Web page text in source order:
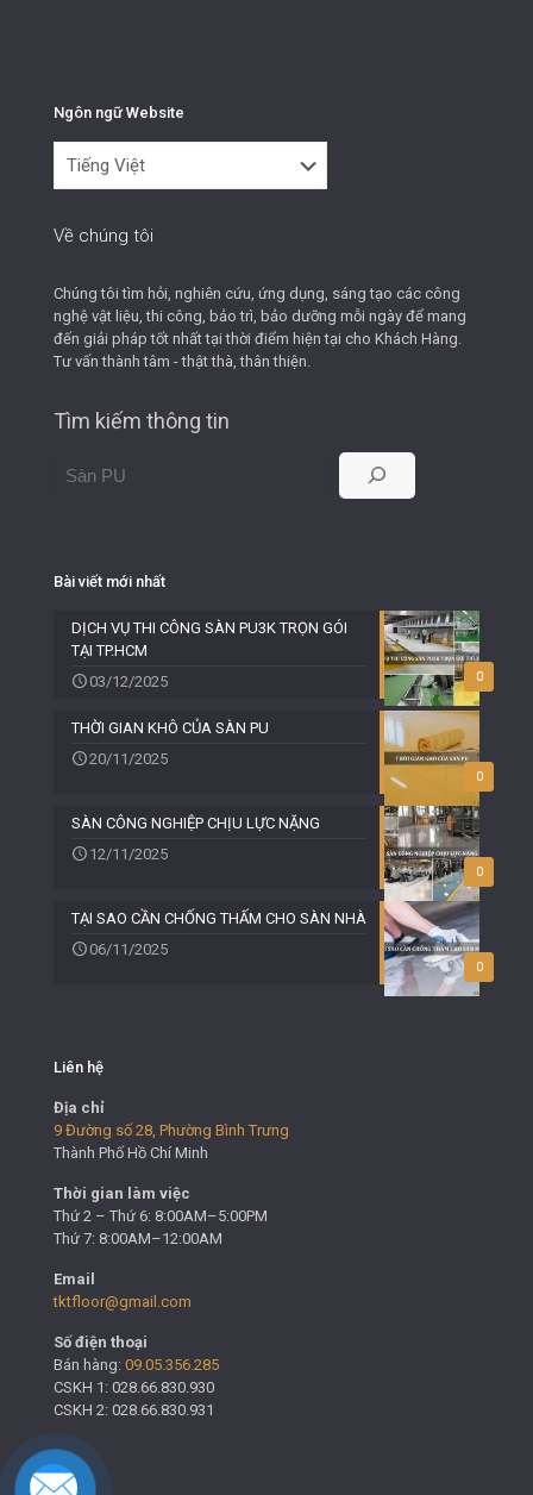
Ngôn ngữ Website
ngữ
Về chúng tôi
Chúng tôi tìm hỏi, nghiên cứu, ứng dụng, sáng tạo các công
nghệ vật liệu, thi công, bảo trì, bảo dưỡng mỗi ngày để mang
đến giải pháp tốt nhất tại thời điểm hiện tại cho Khách Hàng.
Tư vấn thành tâm - thật thà, thân thiện.
Tìm kiếm thông tin
Bài viết mới nhất
0
DỊCH VỤ THI CÔNG SÀN PU3K TRỌN GÓI
TẠI TP.HCM
03/12/2025
0
THỜI GIAN KHÔ CỦA SÀN PU
20/11/2025
0
SÀN CÔNG NGHIỆP CHỊU LỰC NẶNG
12/11/2025
0
TẠI SAO CẦN CHỐNG THẤM CHO SÀN NHÀ
06/11/2025
Liên hệ
Địa chỉ
9 Đường số 28, Phường Bình Trưng
Thành Phố Hồ Chí Minh
Thời gian làm việc
Thứ 2 – Thứ 6: 8:00AM–5:00PM
Thứ 7: 8:00AM–12:00AM
Email
tktfloor@gmail.com
Số điện thoại
Bán hàng: 09.05.356.285
CSKH 1: 028.66.830.930
CSKH 2: 028.66.830.931